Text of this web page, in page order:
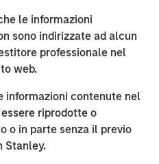
le informazioni
sono indirizzate ad alcun
professionale nel
web.
informazioni contenute nel
riprodotte o
o in parte senza il previo
Stanley.
MorningStar.
been actively investing in
today have an ownership
nearly 3,000 independent
care units.